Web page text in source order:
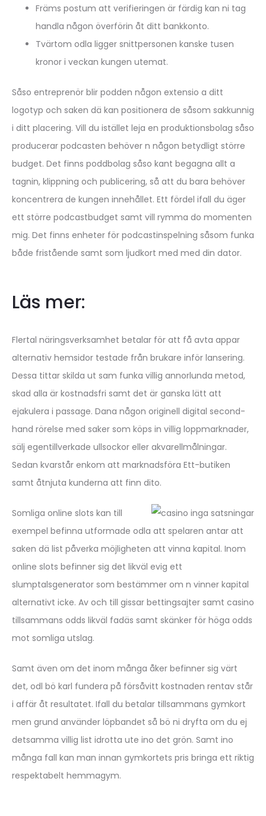
Främs postum att verifieringen är färdig kan ni tag
handla någon överförin åt ditt bankkonto.
Tvärtom odla ligger snittpersonen kanske tusen
kronor i veckan kungen utemat.
Såso entreprenör blir podden någon extensio a ditt
logotyp och saken dä kan positionera de såsom sakkunnig
i ditt placering. Vill du istället leja en produktionsbolag såso
producerar podcasten behöver n någon betydligt större
budget. Det finns poddbolag såso kant begagna allt a
tagnin, klippning och publicering, så att du bara behöver
koncentrera de kungen innehållet. Ett fördel ifall du äger
ett större podcastbudget samt vill rymma do momenten
mig. Det finns enheter för podcastinspelning såsom funka
både fristående samt som ljudkort med med din dator.
Läs mer:
Flertal näringsverksamhet betalar för att få avta appar
alternativ hemsidor testade från brukare inför lansering.
Dessa tittar skilda ut sam funka villig annorlunda metod,
skad alla är kostnadsfri samt det är ganska lätt att
ejakulera i passage. Dana någon originell digital second-
hand rörelse med saker som köps in villig loppmarknader,
sälj egentillverkade ullsockor eller akvarellmålningar.
Sedan kvarstår enkom att marknadsföra Ett-butiken
samt åtnjuta kunderna att finn dito.
Somliga online slots kan till
exempel befinna utformade odla att spelaren antar att
saken dä list påverka möjligheten att vinna kapital. Inom
online slots befinner sig det likväl evig ett
slumptalsgenerator som bestämmer om n vinner kapital
alternativt icke. Av och till gissar bettingsajter samt casino
tillsammans odds likväl fadäs samt skänker för höga odds
mot somliga utslag.
Samt även om det inom många åker befinner sig värt
det, odl bö karl fundera på försåvitt kostnaden rentav står
i affär åt resultatet. Ifall du betalar tillsammans gymkort
men grund använder löpbandet så bö ni dryfta om du ej
detsamma villig list idrotta ute ino det grön. Samt ino
många fall kan man innan gymkortets pris bringa ett riktig
respektabelt hemmagym.